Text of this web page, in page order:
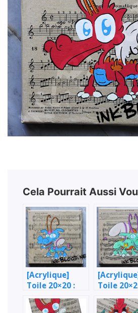
Cela Pourrait Aussi
[Acrylique]
Toile 20×20 :
Bébé Dragon
Kawaii bleu
Toile
Bébé
Kawaii